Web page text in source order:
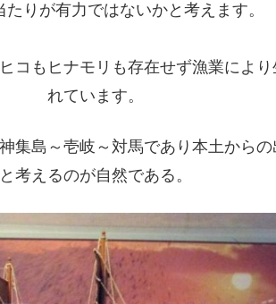
たりが有力ではないかと考えます。
コもヒナモリも存在せず漁業によ
れています。
集島～壱岐～対馬であり本土から
と考えるのが自然である。